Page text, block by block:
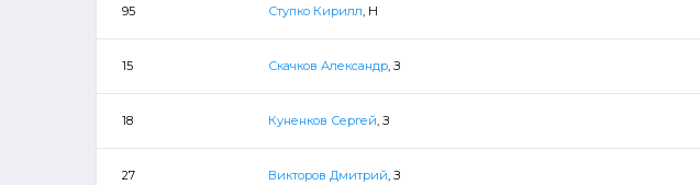
95 Ступко Кирилл , Н
15 Скачков Александр , З
18 Куненков Сергей , З
27 Викторов Дмитрий , З